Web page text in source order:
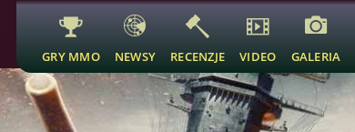
GRY MMO NEWSY RECENZJE VIDEO GALERIA